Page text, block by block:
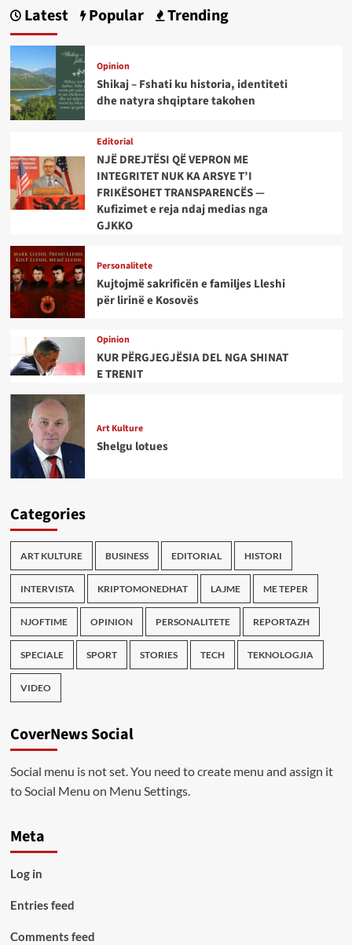
Latest Popular Trending
Opinion
Shikaj – Fshati ku historia, identiteti
dhe natyra shqiptare takohen
Editorial
NJË DREJTËSI QË VEPRON ME
INTEGRITET NUK KA ARSYE T’I
FRIKËSOHET TRANSPARENCËS —
Kufizimet e reja ndaj medias nga
GJKKO
Personalitete
Kujtojmë sakrificën e familjes Lleshi
për lirinë e Kosovës
Opinion
KUR PËRGJEGJËSIA DEL NGA SHINAT
E TRENIT
Art Kulture
Shelgu lotues
Categories
ART KULTURE BUSINESS EDITORIAL HISTORI
INTERVISTA KRIPTOMONEDHAT LAJME ME TEPER
NJOFTIME OPINION PERSONALITETE REPORTAZH
SPECIALE SPORT STORIES TECH TEKNOLOGJIA
VIDEO
CoverNews Social
Social menu is not set. You need to create menu and assign it
to Social Menu on Menu Settings.
Meta
Log in
Entries feed
Comments feed